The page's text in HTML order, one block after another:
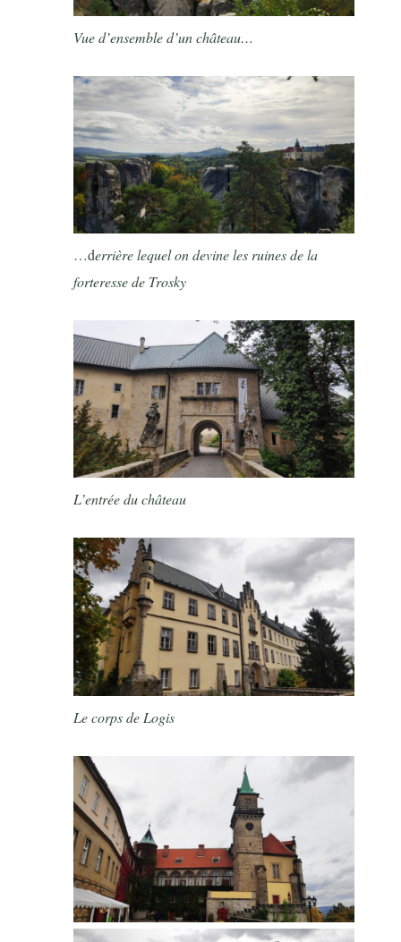
Vue d’ensemble d’un château…
…derrière lequel on devine les ruines de la
forteresse de Trosky
L’entrée du château
Le corps de Logis